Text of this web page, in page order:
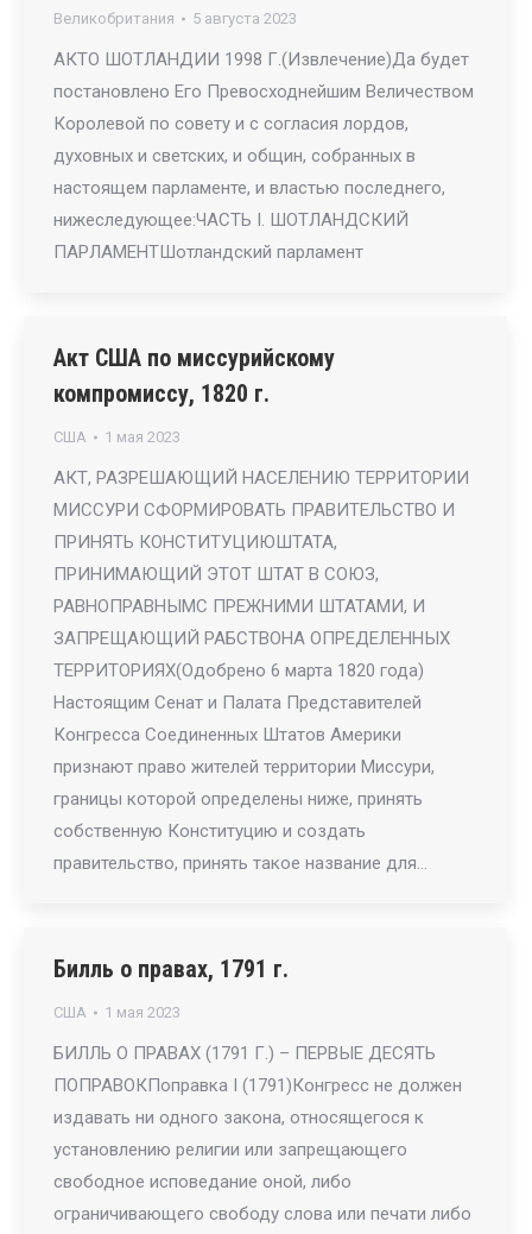
Великобритания 5 августа 2023
АКТО ШОТЛАНДИИ 1998 Г.(Извлечение)Да будет
постановлено Его Превосходнейшим Величеством
Королевой по совету и с согласия лордов,
духовных и светских, и общин, собранных в
настоящем парламенте, и властью последнего,
нижеследующее:ЧАСТЬ I. ШОТЛАНДСКИЙ
ПАРЛАМЕНТШотландский парламент
Акт США по миссурийскому
компромиссу, 1820 г.
США 1 мая 2023
АКТ, РАЗРЕШАЮЩИЙ НАСЕЛЕНИЮ ТЕРРИТОРИИ
МИССУРИ СФОРМИРОВАТЬ ПРАВИТЕЛЬСТВО И
ПРИНЯТЬ КОНСТИТУЦИЮШТАТА,
ПРИНИМАЮЩИЙ ЭТОТ ШТАТ В СОЮЗ,
РАВНОПРАВНЫМС ПРЕЖНИМИ ШТАТАМИ, И
ЗАПРЕЩАЮЩИЙ РАБСТВОНА ОПРЕДЕЛЕННЫХ
ТЕРРИТОРИЯХ(Одобрено 6 марта 1820 года)
Настоящим Сенат и Палата Представителей
Конгресса Соединенных Штатов Америки
признают право жителей территории Миссури,
границы которой определены ниже, принять
собственную Конституцию и создать
правительство, принять такое название для…
Билль о правах, 1791 г.
США 1 мая 2023
БИЛЛЬ О ПРАВАХ (1791 Г.) – ПЕРВЫЕ ДЕСЯТЬ
ПОПРАВОКПоправка I (1791)Конгресс не должен
издавать ни одного закона, относящегося к
установлению религии или запрещающего
свободное исповедание оной, либо
ограничивающего свободу слова или печати либо